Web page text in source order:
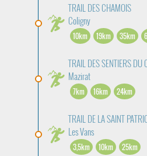
TRAIL DES CHAMOIS
Coligny
10km 19km 35km
TRAIL DES SENTIERS DU
Mazirat
7km 16km 24km
TRAIL DE LA SAINT
Les Vans
3,5km 10km 25km